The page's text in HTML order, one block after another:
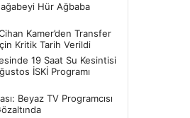
ağabeyi Hür Ağbaba
Kamer’den Transfer
Kritik Tarih Verildi
19 Saat Su Kesintisi
İSKİ Programı
Beyaz TV Programcısı